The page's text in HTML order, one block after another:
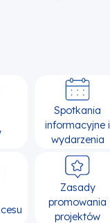
Spotkania
informacyjne i
wydarzenia
Zasady
promowania
projektów